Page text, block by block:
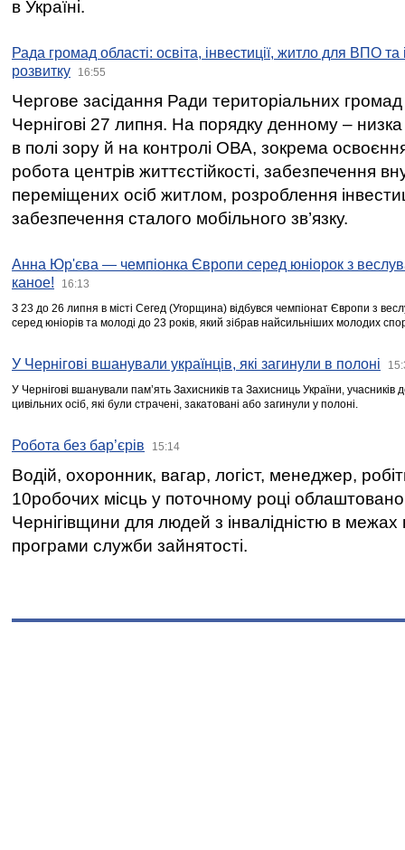
в Україні.
Рада громад області: освіта, інвестиції, житло для ВПО
розвитку
16:55
Чергове засідання Ради територіальних громад
Чернігові 27 липня. На порядку денному –
в полі зору й на контролі ОВА, зокрема освоєння
робота центрів життєстійкості, забезпечення
переміщених осіб житлом, розроблення
забезпечення сталого мобільного зв’язку.
Анна Юр'єва — чемпіонка Європи серед юніорок з
каное!
16:13
З 23 до 26 липня в місті Сегед (Угорщина) відбувся чемпіонат Європи з
серед юніорів та молоді до 23 років, який зібрав найсильніших молодих
У Чернігові вшанували українців, які загинули в полоні
У Чернігові вшанували пам’ять Захисників та Захисниць України,
цивільних осіб, які були страчені, закатовані або загинули у полоні.
Робота без бар’єрів 15:14
Водій, охоронник, вагар, логіст, менеджер,
10робочих місць у поточному році
Чернігівщини для людей з інвалідністю в межах
програми служби зайнятості.